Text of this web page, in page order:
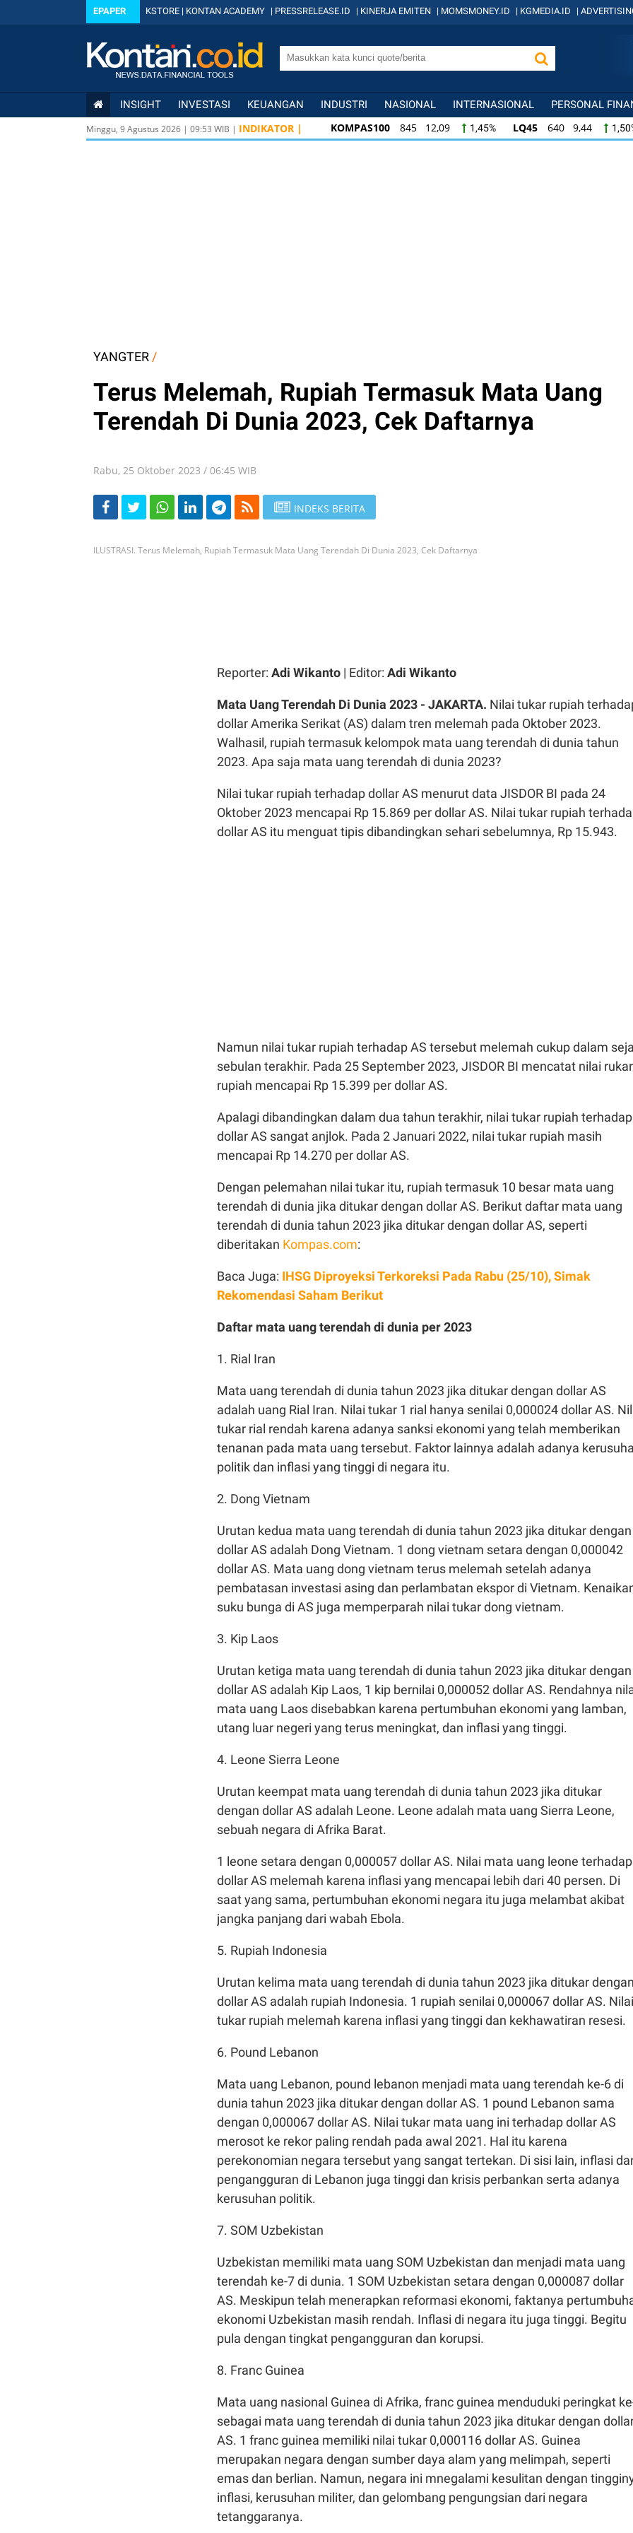
EPAPER KSTORE | KONTAN ACADEMY | PRESSRELEASE.ID | KINERJA EMITEN | MOMSMONEY.ID | KGMEDIA.ID |
INSIGHT INVESTASI KEUANGAN INDUSTRI NASIONAL INTERNASIONAL PERSONAL
Minggu, 9 Agustus 2026 | 09:53 WIB | INDIKATOR |
KOMPAS100 845 12,09 1,45% LQ45 640 9,44 1,50% ISSI
222
LQ45
640 9,44 1,50% ISSI 222 2,82 1,29% IDX30 359 5,14
YANGTER /
Terus Melemah, Rupiah Termasuk Mata Uang
Terendah Di Dunia 2023, Cek Daftarnya
Rabu, 25 Oktober 2023 / 06:45 WIB
INDEKS BERITA
ILUSTRASI. Terus Melemah, Rupiah Termasuk Mata Uang Terendah Di Dunia 2023, Cek Daftarnya
Reporter: Adi Wikanto | Editor: Adi Wikanto
Mata Uang Terendah Di Dunia 2023 - JAKARTA. Nilai tukar rupiah
dollar Amerika Serikat (AS) dalam tren melemah pada Oktober 2023.
Walhasil, rupiah termasuk kelompok mata uang terendah di dunia tahun
2023. Apa saja mata uang terendah di dunia 2023?
Nilai tukar rupiah terhadap dollar AS menurut data JISDOR BI pada 24
Oktober 2023 mencapai Rp 15.869 per dollar AS. Nilai tukar rupiah
dollar AS itu menguat tipis dibandingkan sehari sebelumnya, Rp 15.943.
Namun nilai tukar rupiah terhadap AS tersebut melemah cukup dalam
sebulan terakhir. Pada 25 September 2023, JISDOR BI mencatat nilai rukar
rupiah mencapai Rp 15.399 per dollar AS.
Apalagi dibandingkan dalam dua tahun terakhir, nilai tukar rupiah terhadap
dollar AS sangat anjlok. Pada 2 Januari 2022, nilai tukar rupiah masih
mencapai Rp 14.270 per dollar AS.
Dengan pelemahan nilai tukar itu, rupiah termasuk 10 besar mata uang
terendah di dunia jika ditukar dengan dollar AS. Berikut daftar mata uang
terendah di dunia tahun 2023 jika ditukar dengan dollar AS, seperti
diberitakan Kompas.com:
Baca Juga: IHSG Diproyeksi Terkoreksi Pada Rabu (25/10), Simak
Rekomendasi Saham Berikut
Daftar mata uang terendah di dunia per 2023
1. Rial Iran
Mata uang terendah di dunia tahun 2023 jika ditukar dengan dollar AS
adalah uang Rial Iran. Nilai tukar 1 rial hanya senilai 0,000024 dollar AS.
tukar rial rendah karena adanya sanksi ekonomi yang telah memberikan
tenanan pada mata uang tersebut. Faktor lainnya adalah adanya
politik dan inflasi yang tinggi di negara itu.
2. Dong Vietnam
Urutan kedua mata uang terendah di dunia tahun 2023 jika ditukar dengan
dollar AS adalah Dong Vietnam. 1 dong vietnam setara dengan 0,000042
dollar AS. Mata uang dong vietnam terus melemah setelah adanya
pembatasan investasi asing dan perlambatan ekspor di Vietnam.
suku bunga di AS juga memperparah nilai tukar dong vietnam.
3. Kip Laos
Urutan ketiga mata uang terendah di dunia tahun 2023 jika ditukar dengan
dollar AS adalah Kip Laos, 1 kip bernilai 0,000052 dollar AS. Rendahnya
mata uang Laos disebabkan karena pertumbuhan ekonomi yang lamban,
utang luar negeri yang terus meningkat, dan inflasi yang tinggi.
4. Leone Sierra Leone
Urutan keempat mata uang terendah di dunia tahun 2023 jika ditukar
dengan dollar AS adalah Leone. Leone adalah mata uang Sierra Leone,
sebuah negara di Afrika Barat.
1 leone setara dengan 0,000057 dollar AS. Nilai mata uang leone terhadap
dollar AS melemah karena inflasi yang mencapai lebih dari 40 persen. Di
saat yang sama, pertumbuhan ekonomi negara itu juga melambat akibat
jangka panjang dari wabah Ebola.
5. Rupiah Indonesia
Urutan kelima mata uang terendah di dunia tahun 2023 jika ditukar
dollar AS adalah rupiah Indonesia. 1 rupiah senilai 0,000067 dollar AS. Nilai
tukar rupiah melemah karena inflasi yang tinggi dan kekhawatiran resesi.
6. Pound Lebanon
Mata uang Lebanon, pound lebanon menjadi mata uang terendah ke-6 di
dunia tahun 2023 jika ditukar dengan dollar AS. 1 pound Lebanon sama
dengan 0,000067 dollar AS. Nilai tukar mata uang ini terhadap dollar AS
merosot ke rekor paling rendah pada awal 2021. Hal itu karena
perekonomian negara tersebut yang sangat tertekan. Di sisi lain, inflasi
pengangguran di Lebanon juga tinggi dan krisis perbankan serta adanya
kerusuhan politik.
7. SOM Uzbekistan
Uzbekistan memiliki mata uang SOM Uzbekistan dan menjadi mata uang
terendah ke-7 di dunia. 1 SOM Uzbekistan setara dengan 0,000087 dollar
AS. Meskipun telah menerapkan reformasi ekonomi, faktanya
ekonomi Uzbekistan masih rendah. Inflasi di negara itu juga tinggi. Begitu
pula dengan tingkat pengangguran dan korupsi.
8. Franc Guinea
Mata uang nasional Guinea di Afrika, franc guinea menduduki peringkat
sebagai mata uang terendah di dunia tahun 2023 jika ditukar dengan
AS. 1 franc guinea memiliki nilai tukar 0,000116 dollar AS. Guinea
merupakan negara dengan sumber daya alam yang melimpah, seperti
emas dan berlian. Namun, negara ini mnegalami kesulitan dengan
inflasi, kerusuhan militer, dan gelombang pengungsian dari negara
tetanggaranya.